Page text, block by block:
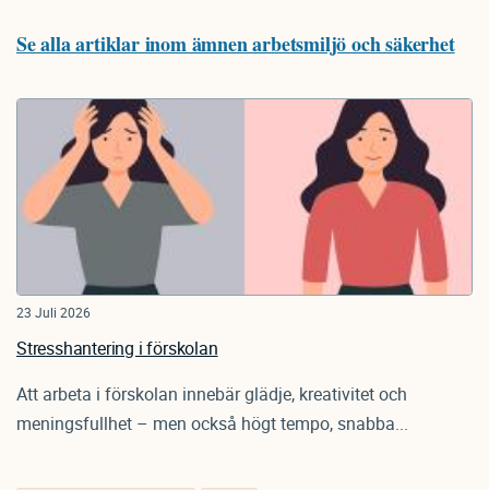
Se alla artiklar inom ämnen arbetsmiljö och säkerhet
23 Juli 2026
Stresshantering i förskolan
Att arbeta i förskolan innebär glädje, kreativitet och
meningsfullhet – men också högt tempo, snabba...